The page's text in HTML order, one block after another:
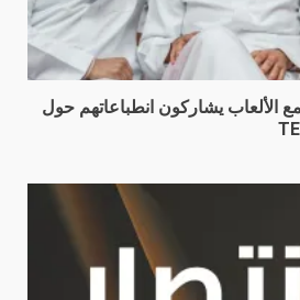
الألعاب يشاركون انطباعاتهم حول